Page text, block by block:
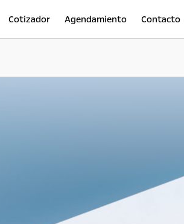
Cotizador Agendamiento Contacto